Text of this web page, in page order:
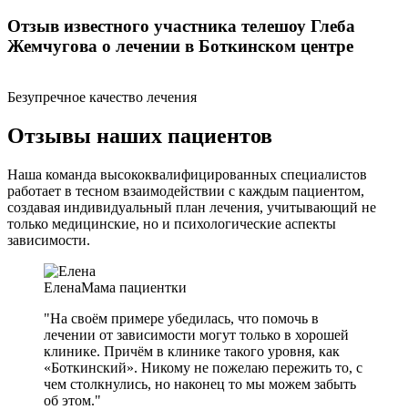
Отзыв известного участника телешоу Глеба
Жемчугова о лечении в Боткинском центре
Безупречное качество лечения
Отзывы наших пациентов
Наша команда высококвалифицированных специалистов
работает в тесном взаимодействии с каждым пациентом,
создавая индивидуальный план лечения, учитывающий не
только медицинские, но и психологические аспекты
зависимости.
ЕленаМама пациентки
"На своём примере убедилась, что помочь в
лечении от зависимости могут только в хорошей
клинике. Причём в клинике такого уровня, как
«Боткинский». Никому не пожелаю пережить то, с
чем столкнулись, но наконец то мы можем забыть
об этом."